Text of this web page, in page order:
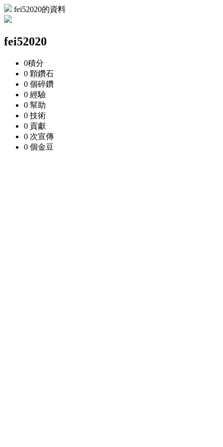
fei52020的資料
fei52020
0積分
0 顆鑽石
0 個碎鑽
0 經驗
0 幫助
0 技術
0 貢獻
0 次宣傳
0 個金豆